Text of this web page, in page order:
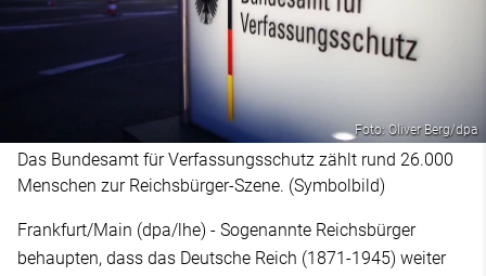
Foto: Oliver Berg/dpa
Das Bundesamt für Verfassungsschutz zählt rund 26.000
Menschen zur Reichsbürger-Szene. (Symbolbild)
Frankfurt/Main (dpa/lhe) - Sogenannte Reichsbürger
behaupten, dass das Deutsche Reich (1871-1945) weiter